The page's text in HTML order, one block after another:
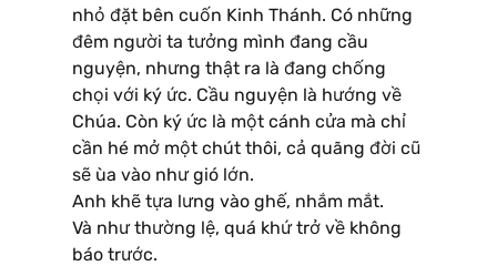
nhỏ đặt bên cuốn Kinh Thánh. Có những
đêm người ta tưởng mình đang cầu
nguyện, nhưng thật ra là đang chống
chọi với ký ức. Cầu nguyện là hướng về
Chúa. Còn ký ức là một cánh cửa mà chỉ
cần hé mở một chút thôi, cả quãng đời cũ
sẽ ùa vào như gió lớn.
Anh khẽ tựa lưng vào ghế, nhắm mắt.
Và như thường lệ, quá khứ trở về không
báo trước.